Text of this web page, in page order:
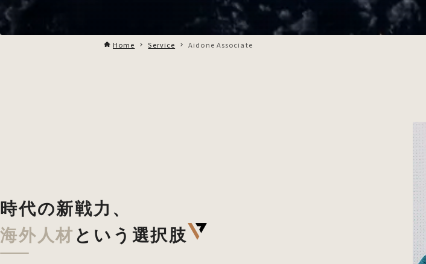
Home Service Aidone Associate
時代の新戦力、
海外人材 という選択肢